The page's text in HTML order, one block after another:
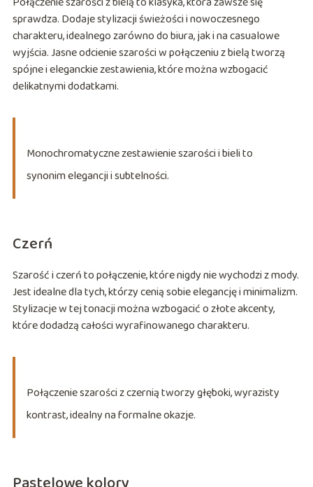
sprawdza. Dodaje stylizacji świeżości i nowoczesnego
charakteru, idealnego zarówno do biura, jak i na casualowe
wyjścia. Jasne odcienie szarości w połączeniu z bielą tworzą
spójne i eleganckie zestawienia, które można wzbogacić
delikatnymi dodatkami.
Monochromatyczne zestawienie szarości i bieli to
synonim elegancji i subtelności.
Czerń
Szarość i czerń to połączenie, które nigdy nie wychodzi z mody.
Jest idealne dla tych, którzy cenią sobie elegancję i minimalizm.
Stylizacje w tej tonacji można wzbogacić o złote akcenty,
które dodadzą całości wyrafinowanego charakteru.
Połączenie szarości z czernią tworzy głęboki, wyrazisty
kontrast, idealny na formalne okazje.